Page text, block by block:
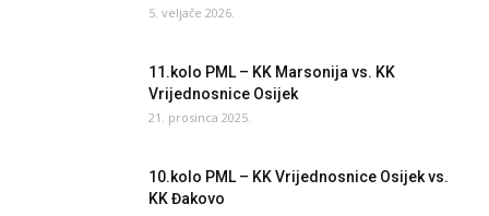
5. veljače 2026.
11.kolo PML – KK Marsonija vs. KK
Vrijednosnice Osijek
21. prosinca 2025.
10.kolo PML – KK Vrijednosnice Osijek vs.
KK Đakovo